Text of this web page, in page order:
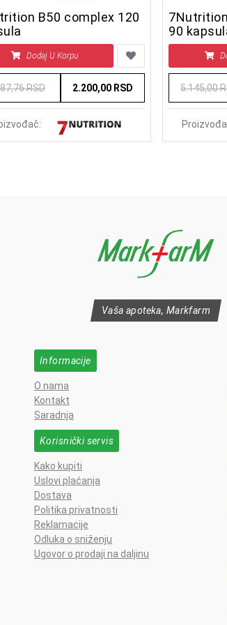
B50 complex 120
Dodaj U Korpu
RSD 2.200,00 RSD
90
5.145,00
Vaša apoteka, Markfarm
Informacije
O nama
Kontakt
Saradnja
Korisnički servis
Kako kupiti
Uslovi plaćanja
Dostava
Politika privatnosti
Reklamacije
Odluka o sniženju
Ugovor o prodaji na daljinu